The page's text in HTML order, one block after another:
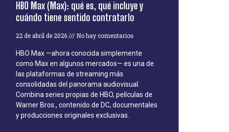
HBO Max (Max): qué es, qué incluye y
cuándo tiene sentido contratarlo
22 de abril de 2026 No hay comentarios
HBO Max —ahora conocida simplemente
como Max en algunos mercados— es una de
las plataformas de streaming más
consolidadas del panorama audiovisual.
Combina series propias de HBO, películas de
Warner Bros., contenido de DC, documentales
y producciones originales exclusivas.